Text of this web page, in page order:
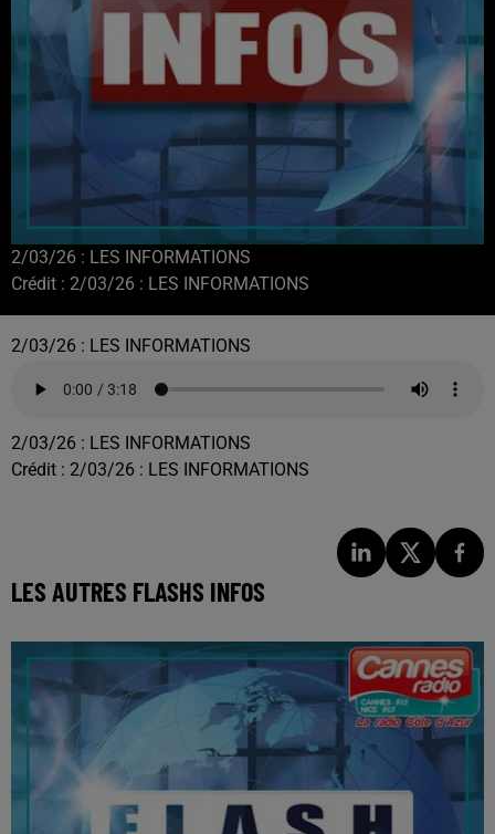
2/03/26 : LES INFORMATIONS
Crédit : 2/03/26 : LES INFORMATIONS
2/03/26 : LES INFORMATIONS
2/03/26 : LES INFORMATIONS
Crédit : 2/03/26 : LES INFORMATIONS
LES AUTRES FLASHS INFOS